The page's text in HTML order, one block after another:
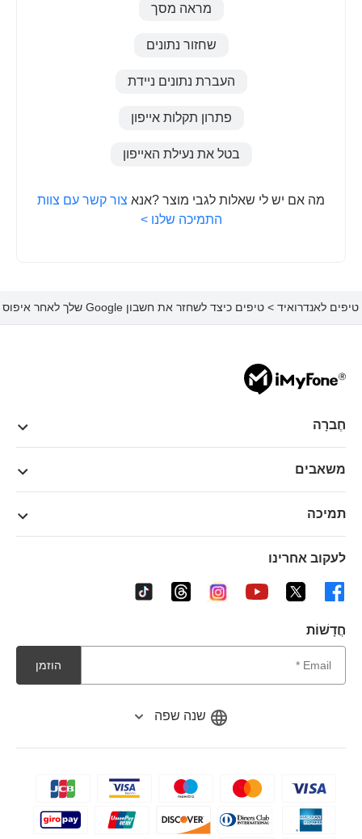
מראה מסך
שחזור נתונים
העברת נתונים ניידת
פתרון תקלות אייפון
בטל את נעילת האייפון
מה אם יש לי שאלות לגבי מוצר ?אנא צור קשר עם צוות
התמיכה שלנו >
טיפים לאנדרואיד > טיפים כיצד לשחזר את חשבון Google שלך ​​לאחר איפוס להגדרות היצרן
שנה שפה
חֶברָה
משאבים
תמיכה
לעקוב אחרינו
חֲדָשׁוֹת
הוזמן